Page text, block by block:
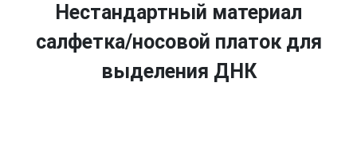
Нестандартный материал
салфетка/носовой платок для
выделения ДНК